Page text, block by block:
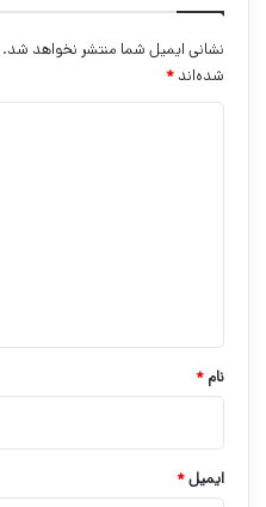
نشانی ایمیل شما منتشر نخواهد شد.
شده‌اند *
نام *
ایمیل*